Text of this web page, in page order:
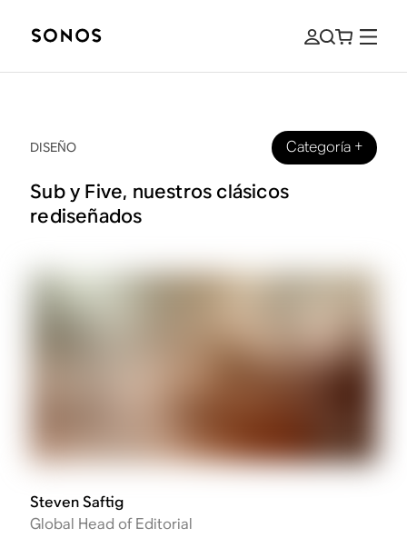
DISEÑO Categoría+
Sub y Five, nuestros clásicos
rediseñados
Steven Saftig
Global Head of Editorial